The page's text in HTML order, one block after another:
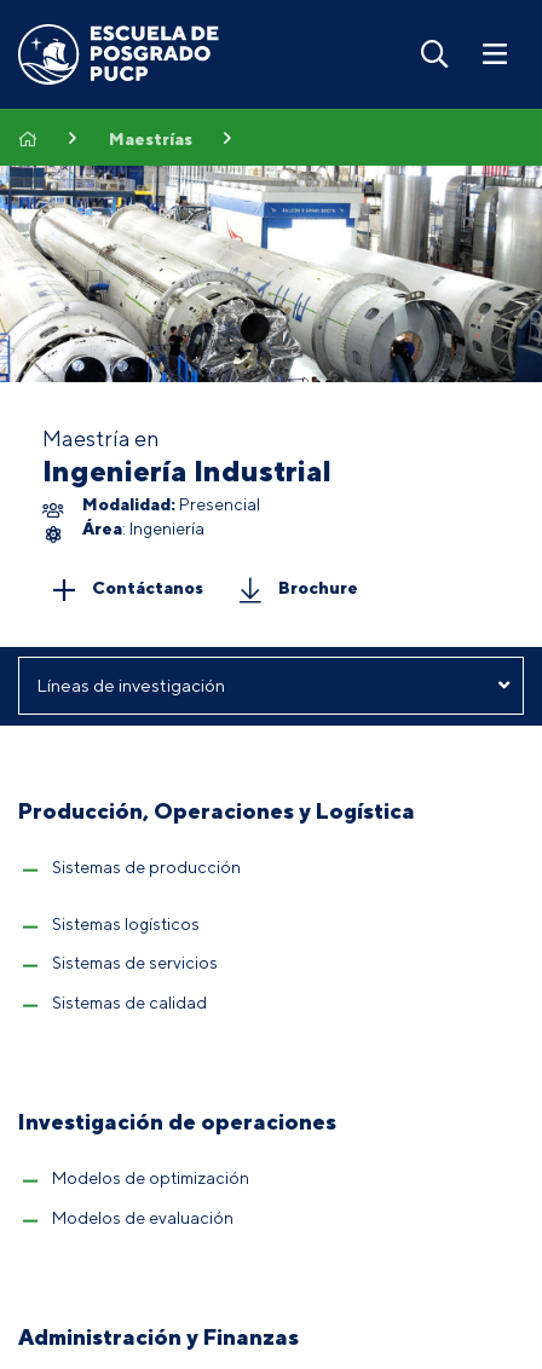
Maestrías
Maestría en
Ingeniería Industrial
Modalidad: Presencial
Área: Ingeniería
Contáctanos Brochure
Producción, Operaciones y Logística
Sistemas de producción
Sistemas logísticos
Sistemas de servicios
Sistemas de calidad
Investigación de operaciones
Modelos de optimización
Modelos de evaluación
Administración y Finanzas